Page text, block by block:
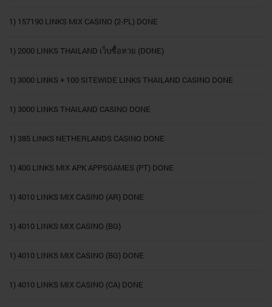
1) 157190 LINKS MIX CASINO (2-PL) DONE
1) 2000 LINKS THAILAND เว็บซื้อหวย (DONE)
1) 3000 LINKS + 100 SITEWIDE LINKS THAILAND CASINO DONE
1) 3000 LINKS THAILAND CASINO DONE
1) 385 LINKS NETHERLANDS CASINO DONE
1) 400 LINKS MIX APK APPSGAMES (PT) DONE
1) 4010 LINKS MIX CASINO (AR) DONE
1) 4010 LINKS MIX CASINO (BG)
1) 4010 LINKS MIX CASINO (BG) DONE
1) 4010 LINKS MIX CASINO (CA) DONE